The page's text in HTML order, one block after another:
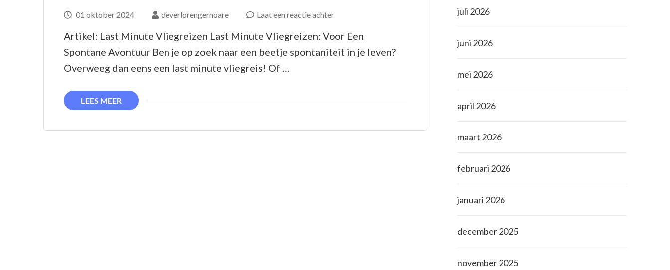
01 oktober 2024 deverlorengernoare Laat een reactie achterop
Artikel: Last Minute Vliegreizen Last Minute Vliegreizen: Voor Een
Spontane Avontuur Ben je op zoek naar een beetje spontaniteit in je leven?
Overweeg dan eens een last minute vliegreis! Of …
LEES MEER
juli 2026
juni 2026
mei 2026
april 2026
maart 2026
februari 2026
januari 2026
december 2025
november 2025